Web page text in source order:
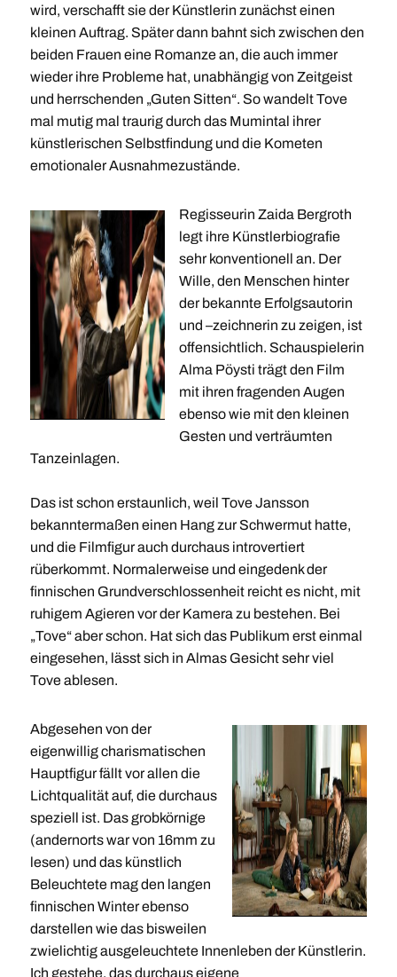
wird, verschafft sie der Künstlerin zunächst einen
kleinen Auftrag. Später dann bahnt sich zwischen den
beiden Frauen eine Romanze an, die auch immer
wieder ihre Probleme hat, unabhängig von Zeitgeist
und herrschenden „Guten Sitten“. So wandelt Tove
mal mutig mal traurig durch das Mumintal ihrer
künstlerischen Selbstfindung und die Kometen
emotionaler Ausnahmezustände.
Regisseurin Zaida Bergroth
legt ihre Künstlerbiografie
sehr konventionell an. Der
Wille, den Menschen hinter
der bekannte Erfolgsautorin
und –zeichnerin zu zeigen, ist
offensichtlich. Schauspielerin
Alma Pöysti trägt den Film
mit ihren fragenden Augen
ebenso wie mit den kleinen
Gesten und verträumten
Tanzeinlagen.
Das ist schon erstaunlich, weil Tove Jansson
bekanntermaßen einen Hang zur Schwermut hatte,
und die Filmfigur auch durchaus introvertiert
rüberkommt. Normalerweise und eingedenk der
finnischen Grundverschlossenheit reicht es nicht, mit
ruhigem Agieren vor der Kamera zu bestehen. Bei
„Tove“ aber schon. Hat sich das Publikum erst einmal
eingesehen, lässt sich in Almas Gesicht sehr viel
Tove ablesen.
Abgesehen von der
eigenwillig charismatischen
Hauptfigur fällt vor allen die
Lichtqualität auf, die durchaus
speziell ist. Das grobkörnige
(andernorts war von 16mm zu
lesen) und das künstlich
Beleuchtete mag den langen
finnischen Winter ebenso
darstellen wie das bisweilen
zwielichtig ausgeleuchtete Innenleben der Künstlerin.
Ich gestehe, das durchaus eigene